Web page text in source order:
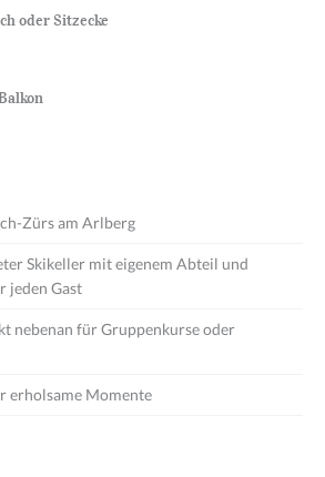
oder Sitzecke
Zürs am Arlberg
Skikeller mit eigenem Abteil und
jeden Gast
nebenan für Gruppenkurse oder
erholsame Momente